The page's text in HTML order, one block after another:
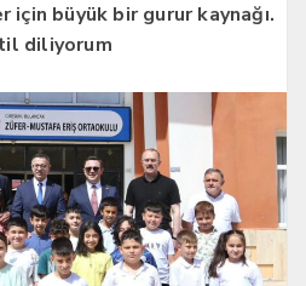
için büyük bir gurur kaynağı.
diliyorum